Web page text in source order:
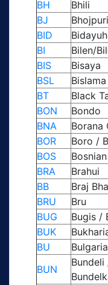
BH
Bhili
BJ
BID
BI
Bilen/
BIS
Bisaya
BSL
Bislama
BT
Black
BON
Bondo
BNA
Borana
BOR
Boro /
BOS
BRA
Brahui
BB
Braj
BRU
Bru
BUG
Bugis /
BUK
BU
BUN